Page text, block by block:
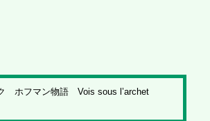
ホフマン物語 Vois sous l’archet